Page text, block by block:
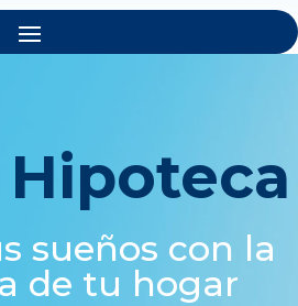
Hipoteca
sueños con la
de tu hogar